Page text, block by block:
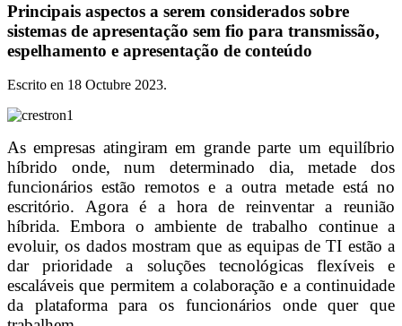
Principais aspectos a serem considerados sobre
sistemas de apresentação sem fio para transmissão,
espelhamento e apresentação de conteúdo
Escrito en 18 Octubre 2023.
As empresas atingiram em grande parte um equilíbrio
híbrido onde, num determinado dia, metade dos
funcionários estão remotos e a outra metade está no
escritório. Agora é a hora de reinventar a reunião
híbrida. Embora o ambiente de trabalho continue a
evoluir, os dados mostram que as equipas de TI estão a
dar prioridade a soluções tecnológicas flexíveis e
escaláveis ​​que permitem a colaboração e a continuidade
da plataforma para os funcionários onde quer que